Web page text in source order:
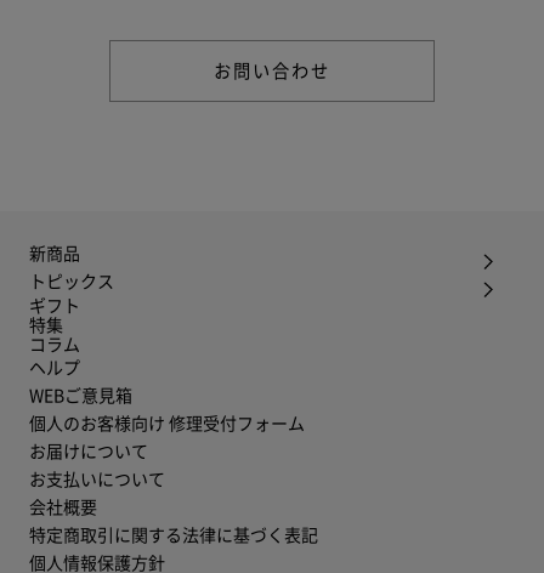
お問い合わせ
新商品
トピックス
ギフト
特集
コラム
ヘルプ
WEBご意見箱
個人のお客様向け 修理受付フォーム
お届けについて
お支払いについて
会社概要
特定商取引に関する法律に基づく表記
個人情報保護方針